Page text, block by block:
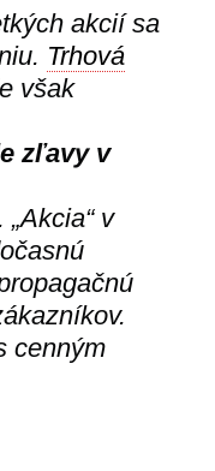
akcií sa
Trhová
však
zľavy v
v
cenným